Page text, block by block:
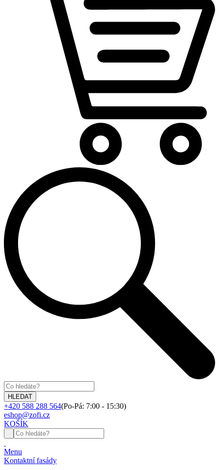
+420 588 288 564(Po-Pá: 7:00 - 15:30)
eshop@zofi.cz
KOŠÍK
Menu
Kontaktní fasády